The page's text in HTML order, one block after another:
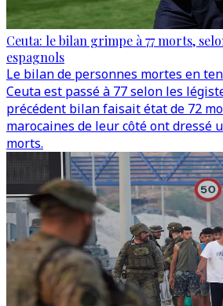
Ceuta: le bilan grimpe à 77 morts,
espagnols
Le bilan de personnes mortes en
Ceuta est passé à 77 selon les
précédent bilan faisait état de 72
marocaines de leur côté ont dressé
morts.